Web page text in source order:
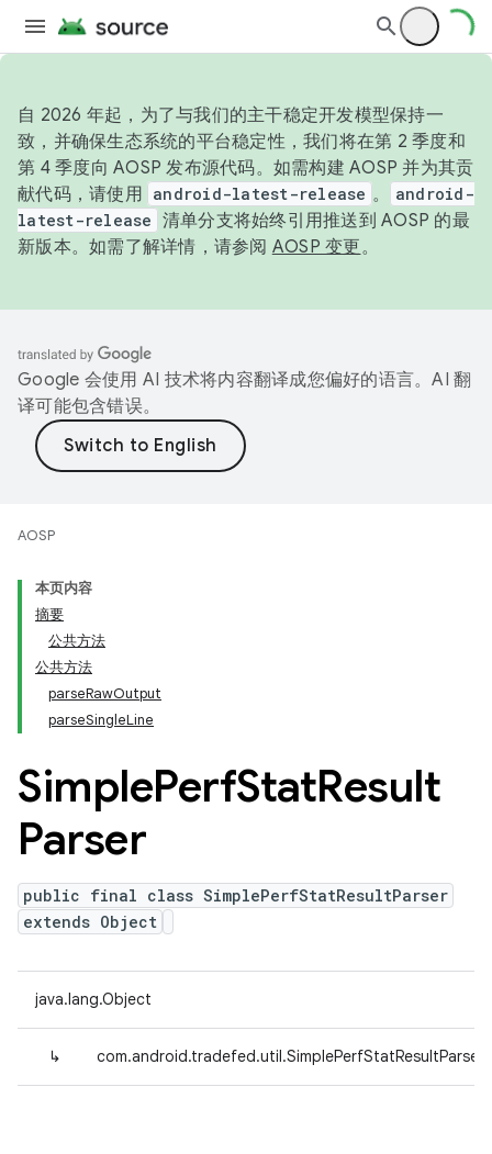
自 2026 年起，为了与我们的主干稳定开发模型保持一
致，并确保生态系统的平台稳定性，我们将在第 2 季度和
第 4 季度向 AOSP 发布源代码。如需构建 AOSP 并为其贡
献代码，请使用 android-latest-release 。
android-
latest-release 清单分支将始终引用推送到 AOSP 的最
新版本。如需了解详情，请参阅 AOSP 变更。
Google 会使用 AI 技术将内容翻译成您偏好的语言。AI 翻
译可能包含错误。
AOSP
本页内容
摘要
公共方法
公共方法
parseRawOutput
parseSingleLine
SimplePerfStatResult
Parser
public final class SimplePerfStatResultParser
extends Object
java.lang.Object
↳ com.android.tradefed.util.SimplePerfStatResultParser